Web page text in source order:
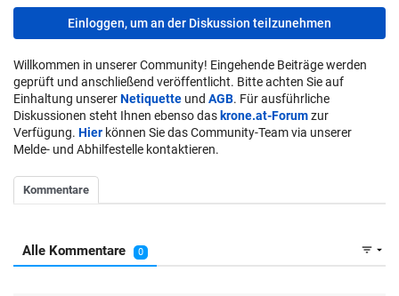
Einloggen, um an der Diskussion teilzunehmen
Willkommen in unserer Community! Eingehende Beiträge werden
geprüft und anschließend veröffentlicht. Bitte achten Sie auf
Einhaltung unsererNetiquette und AGB. Für ausführliche
Diskussionen steht Ihnen ebenso das krone.at-Forumzur
Verfügung. Hier können Sie das Community-Team via unserer
Melde- und Abhilfestelle kontaktieren.